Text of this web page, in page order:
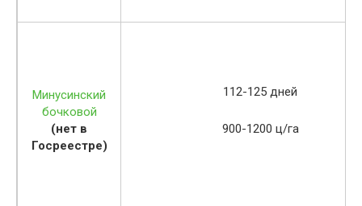
Минусинский
бочковой
(нет в
Госреестре)
112-125 дней
900-1200 ц/га